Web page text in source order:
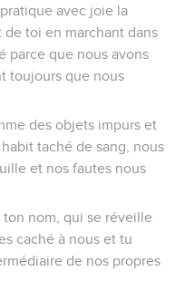
avec joie la
toi en marchant dans
parce que nous avons
toujours que nous
des objets impurs et
taché de sang, nous
et nos fautes nous
ton nom, qui se réveille
caché à nous et tu
de nos propres